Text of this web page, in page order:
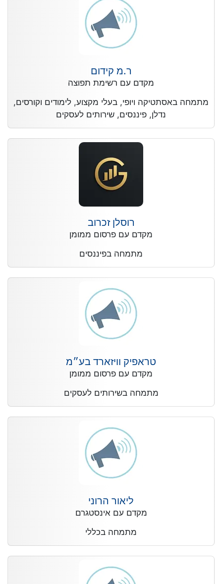
ר.מ קידום
מקדם עם רשימת תפוצה
מתמחה באסתטיקה ויופי, בעלי מקצוע, לימודים וקורסים,
נדלן, פיננסים, שירותים לעסקים
רוסלן זכרוב
מקדם עם פרסום ממומן
מתמחה בפיננסים
טראפיק וויזארד בע״מ
מקדם עם פרסום ממומן
מתמחה בשירותים לעסקים
ליאור הרוני
מקדם עם אינסטגרם
מתמחה בכללי